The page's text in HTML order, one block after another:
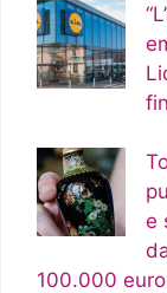
e
100.000 euro